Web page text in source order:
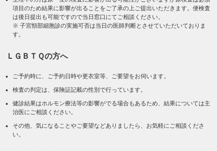
項目のため結果に影響が出ることをご了承の上ご提出いただきます。便検査
は後日提出も可能ですので当日窓口にてご相談ください。
※ 子宮頸部細胞診の実施可否は当日の医師判断とさせていただいておりま
す。
ＬＧＢＴＱの方へ
ご予約時に、ご予約日時や更衣室等、ご要望をお伺います。
検査の判定は、保険証記載の性別で行っています。
健診結果はホルモン療法等の影響がでる場合もあるため、結果については主
治医にご相談ください。
その他、気になることやご要望などありましたら、お気軽にご相談くださ
い。